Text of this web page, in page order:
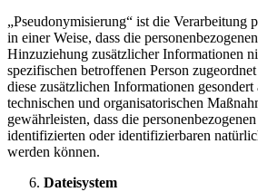
„Pseudonymisierung“ ist die Verarbeitung
in einer Weise, dass die
Hinzuziehung zusätzlicher Informationen
spezifischen betroffenen Person
diese zusätzlichen Informationen
technischen und organisatorischen
gewährleisten, dass die
identifizierten oder identifizierbaren
werden können.
Dateisystem